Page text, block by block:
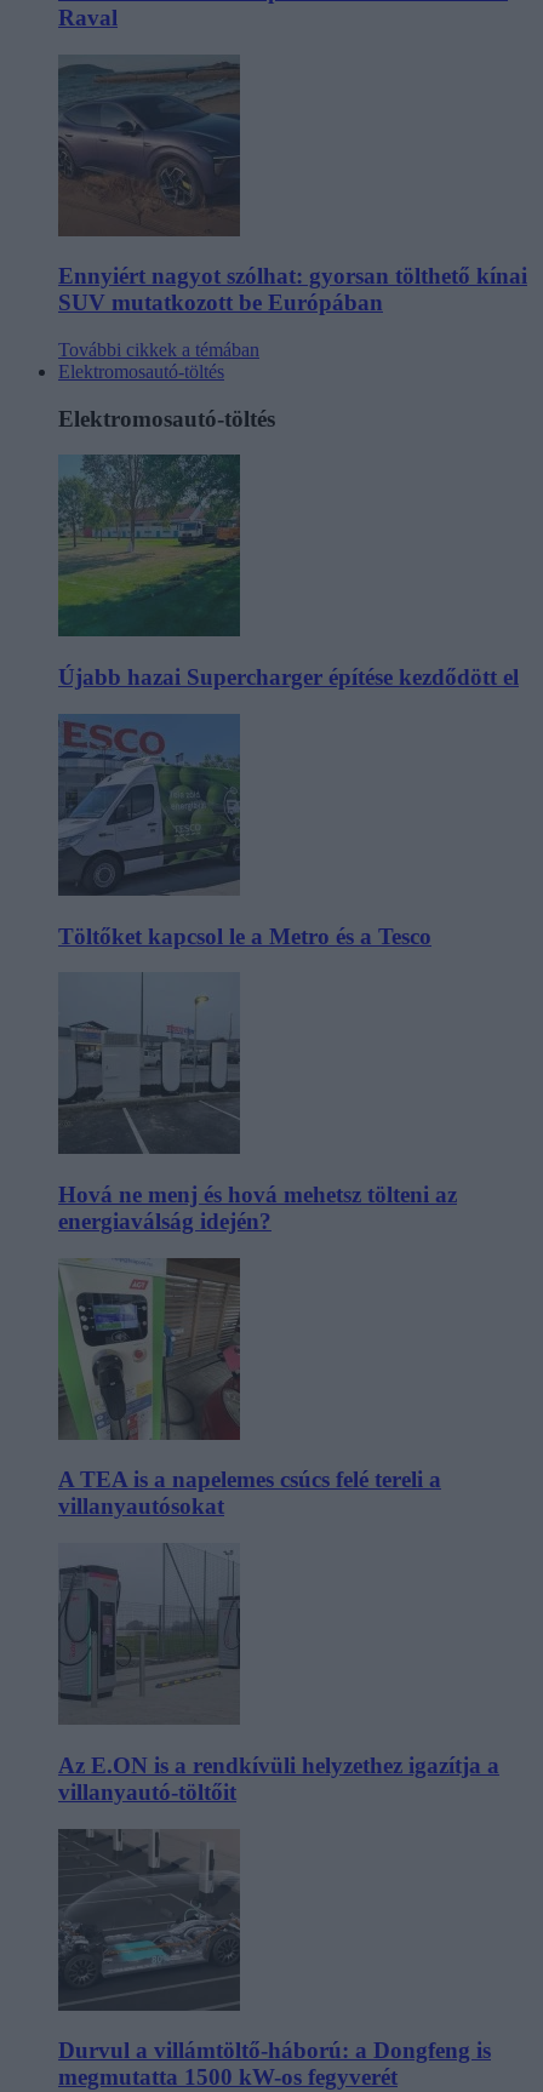
Raval
Ennyiért nagyot szólhat: gyorsan tölthető kínai
SUV mutatkozott be Európában
További cikkek a témában
Elektromosautó-töltés
Elektromosautó-töltés
Újabb hazai Supercharger építése kezdődött el
Töltőket kapcsol le a Metro és a Tesco
Hová ne menj és hová mehetsz tölteni az
energiaválság idején?
A TEA is a napelemes csúcs felé tereli a
villanyautósokat
Az E.ON is a rendkívüli helyzethez igazítja a
villanyautó-töltőit
Durvul a villámtöltő-háború: a Dongfeng is
megmutatta 1500 kW-os fegyverét